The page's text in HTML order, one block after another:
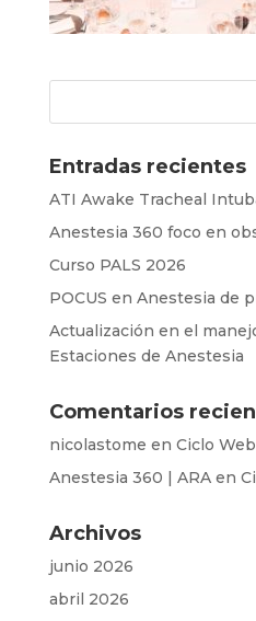
Entradas recientes
ATI Awake Tracheal
Anestesia 360 foco en
Curso PALS 2026
POCUS en Anestesia de
Actualización en el
Estaciones de Anestesia
Comentarios
nicolastome en Ciclo
Anestesia 360 | ARAen
Archivos
junio 2026
abril 2026